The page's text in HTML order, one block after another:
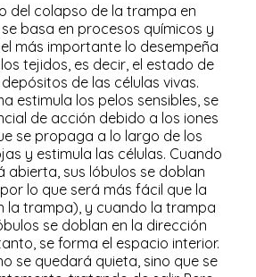
del colapso de la trampa en
basa en procesos químicos y
más importante lo desempeña
tejidos, es decir, el estado de
de las células vivas.
estimula los pelos sensibles, se
de acción debido a los iones
se propaga a lo largo de los
y estimula las células. Cuando
abierta, sus lóbulos se doblan
lo que será más fácil que la
la trampa), y cuando la trampa
se doblan en la dirección
se forma el espacio interior.
se quedará quieta, sino que se